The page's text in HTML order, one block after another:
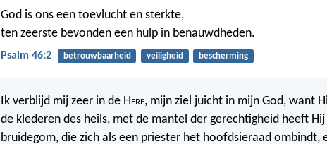
God is ons een toevlucht en sterkte,
ten zeerste bevonden een hulp in benauwdheden.
Psalm 46:2 betrouwbaarheid veiligheid bescherming
Ik verblijd mij zeer in de Here, mijn ziel juicht in mijn God, want
de klederen des heils, met de mantel der gerechtigheid heeft
bruidegom, die zich als een priester het hoofdsieraad ombindt,